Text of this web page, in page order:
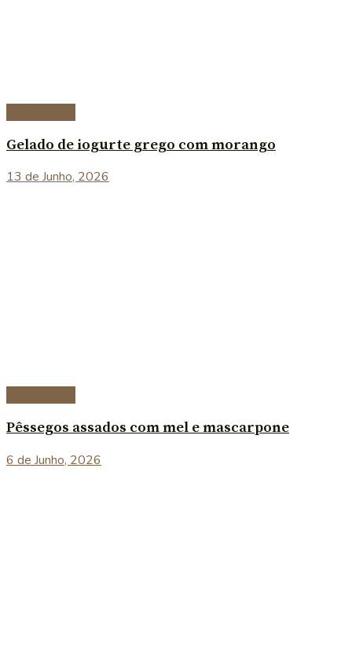
Gelado de iogurte grego com morango
13 de Junho, 2026
Pêssegos assados com mel e mascarpone
6 de Junho, 2026